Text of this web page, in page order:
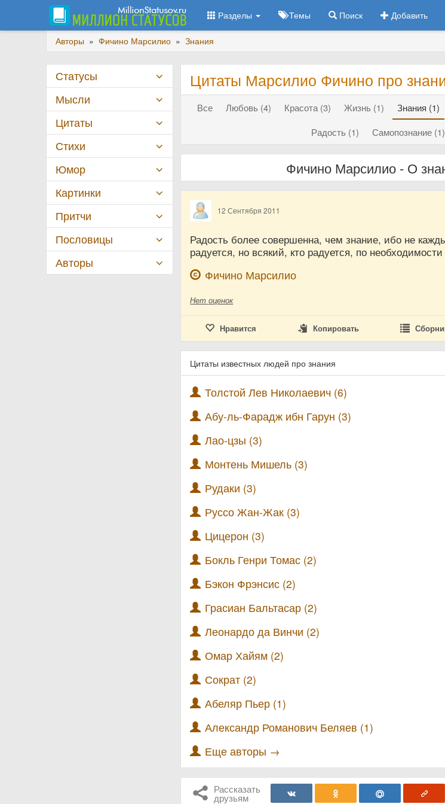
Разделы Темы Поиск Добавить
Авторы » Фичино Марсилио » Знания
Цитаты Марсилио Фичино про
Все Любовь (4) Красота (3) Жизнь (1) Знания (1)
Радость (1)
Самопознание (1)
Фичино Марсилио - О
12 Сентября 2011
Радость более совершенна, чем знание, ибо не
радуется, но всякий, кто радуется, по
Фичино Марсилио
Нет оценок
Нравится Копировать
Цитаты известных людей про знания
Толстой Лев Николаевич (6)
Абу-ль-Фарадж ибн Гарун (3)
Лао-цзы (3)
Монтень Мишель (3)
Рудаки (3)
Руссо Жан-Жак (3)
Цицерон (3)
Бокль Генри Томас (2)
Бэкон Фрэнсис (2)
Грасиан Бальтасар (2)
Леонардо да Винчи (2)
Омар Хайям (2)
Сократ (2)
Абеляр Пьер (1)
Александр Романович Беляев (1)
Еще авторы →
Рассказать
друзьям
Статусы
Мысли
Цитаты
Стихи
Юмор
Картинки
Притчи
Пословицы
Авторы